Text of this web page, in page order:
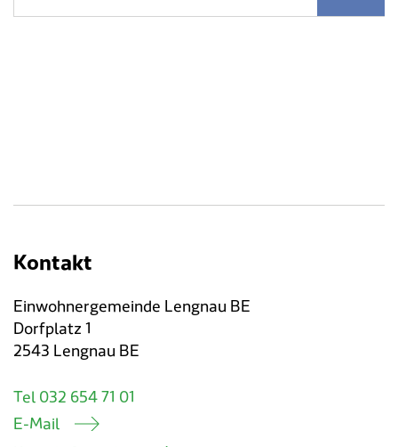
Kontakt
Einwohnergemeinde Lengnau BE
Dorfplatz 1
2543 Lengnau BE
Tel 032 654 71 01
E-Mail